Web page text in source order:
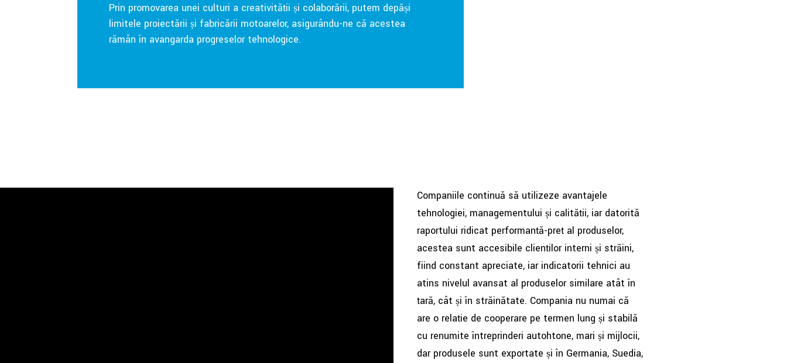
Prin promovarea unei culturi a creativității și colaborării, putem depăși
limitele proiectării și fabricării motoarelor, asigurându-ne că acestea
rămân în avangarda progreselor tehnologice.
Companiile continuă să utilizeze avantajele
tehnologiei, managementului și calității, iar datorită
raportului ridicat performanță-preț al produselor,
acestea sunt accesibile clienților interni și străini,
fiind constant apreciate, iar indicatorii tehnici au
atins nivelul avansat al produselor similare atât în ​​
țară, cât și în străinătate. Compania nu numai că
are o relație de cooperare pe termen lung și stabilă
cu renumite întreprinderi autohtone, mari și mijlocii,
dar produsele sunt exportate și în Germania, Suedia,